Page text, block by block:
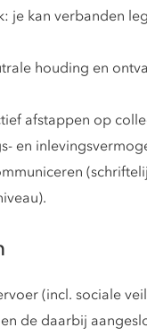
je kan verbanden
houding en
afstappen op
en
(incl. sociale
de daarbij